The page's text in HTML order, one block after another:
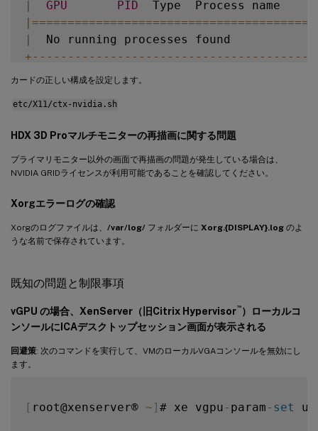
|
GPU PID
Type  Process name
|========================================
|
No running
+ -- -- -- -- -- -- -- -- -- -- -- -- -- -- -- -- -- -- -- --
カードの正しい構成を設定します。
etc/X11/ctx-nvidia.sh
HDX 3D Proマルチモニターの再描画に関する問題
プライマリモニター以外の画面で再描画の問題が発生している場合は、
NVIDIA GRIDライセンスが利用可能であることを確認してください。
Xorgエラーログの確認
Xorgのログファイルは、 /var/log/ フォルダーに Xorg.{DISPLAY}.log のよ
うな名前で保存されています。
既知の問題と制限事項
vGPU の場合、XenServer（旧Citrix Hypervisor™ ）ローカルコ
ンソールにICAデスクトップセッション画面が表示される
回避策: 次のコマンドを実行して、VMのローカルVGAコンソールを無効にし
ます。
[ root@xenserver® ~ ] # xe vgpu - param - set